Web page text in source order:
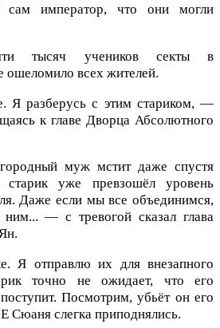
сам император, что они могли
тысяч учеников секты в
ошеломило всех жителей.
Я разберусь с этим стариком, —
к главе Дворца Абсолютного
муж мстит даже спустя
старик уже превзошёл уровень
Даже если мы все объединимся,
— с тревогой сказал глава
Я отправлю их для внезапного
точно не ожидает, что его
Посмотрим, убьёт он его
Сюаня слегка приподнялись.